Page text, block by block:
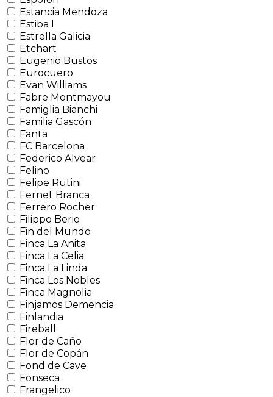
Estancia Mendoza
Estiba I
Estrella Galicia
Etchart
Eugenio Bustos
Eurocuero
Evan Williams
Fabre Montmayou
Famiglia Bianchi
Familia Gascón
Fanta
FC Barcelona
Federico Alvear
Felino
Felipe Rutini
Fernet Branca
Ferrero Rocher
Filippo Berio
Fin del Mundo
Finca La Anita
Finca La Celia
Finca La Linda
Finca Los Nobles
Finca Magnolia
Finjamos Demencia
Finlandia
Fireball
Flor de Caño
Flor de Copán
Fond de Cave
Fonseca
Frangelico